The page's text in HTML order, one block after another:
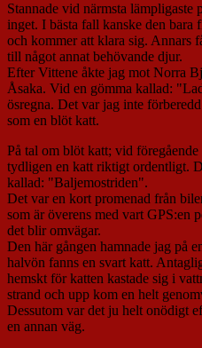
Stannade vid närmsta
inget. I bästa fall kanske den
och kommer att klara sig. Annars
till något annat behövande djur.
Efter Vittene åkte jag mot Norra
Åsaka. Vid en gömma kallad:
ösregna. Det var jag inte
som en blöt katt.
På tal om blöt katt; vid
tydligen en katt riktigt ordentligt.
kallad: "Baljemostriden".
Det var en kort promenad från
som är överens med vart GPS:en
det blir omvägar.
Den här gången hamnade jag på
halvön fanns en svart katt.
hemskt för katten kastade sig i
strand och upp kom en helt
Dessutom var det ju helt onödigt
en annan väg.